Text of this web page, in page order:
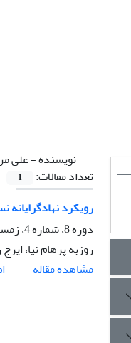
نویسنده =علی
تعداد مقالات:
1
رویکرد نهادگرایانه
دوره 8، شماره 4، زمستان 1403، صفحه
روزبه پرهام نیا،
مشاهده مقاله